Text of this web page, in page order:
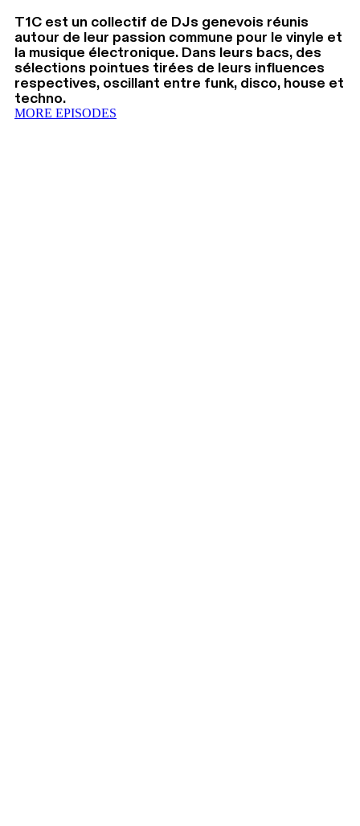
T1C est un collectif de DJs genevois réunis
autour de leur passion commune pour le vinyle et
la musique électronique. Dans leurs bacs, des
sélections pointues tirées de leurs influences
respectives, oscillant entre funk, disco, house et
techno.
MORE EPISODES